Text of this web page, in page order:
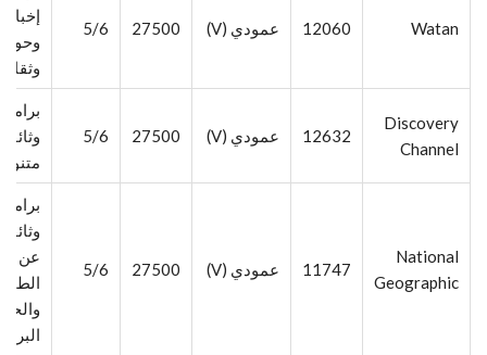
Watan
12060 عمودي (V) 27500
5/6
Discovery
Channel
12632 عمودي (V) 27500
5/6
برامج
National
Geographic
11747 عمودي (V) 27500
5/6
برامج
عن
البرية